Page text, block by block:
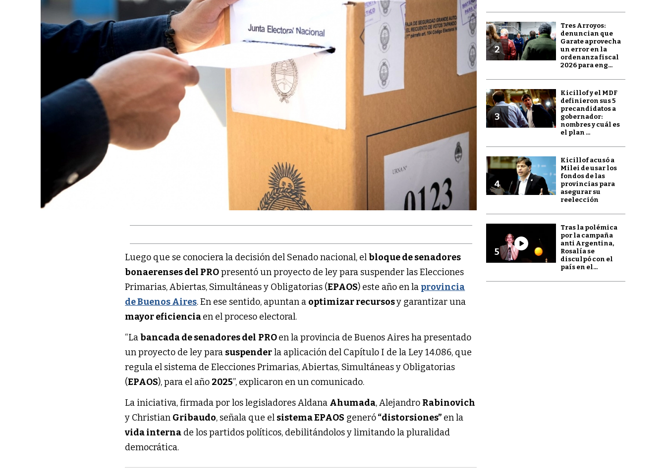
Luego que se conociera la decisión del Senado nacional, elbloque de senadores
bonaerenses del PROpresentó un proyecto de ley para suspender las Elecciones
Primarias, Abiertas, Simultáneas y Obligatorias (EPAOS) este año en la provincia
de Buenos Aires. En ese sentido, apuntan a optimizar recursosy garantizar una
mayor eficienciaen el proceso electoral.
“Labancada de senadores del PROen la provincia de Buenos Aires ha presentado
un proyecto de ley para suspenderla aplicación del Capítulo I de la Ley 14.086, que
regula el sistema de Elecciones Primarias, Abiertas, Simultáneas y Obligatorias
(EPAOS), para el año 2025”, explicaron en un comunicado.
La iniciativa, firmada por los legisladores Aldana Ahumada, Alejandro Rabinovich
y Christian Gribaudo, señala que el sistema EPAOS generó“distorsiones” en la
vida interna de los partidos políticos, debilitándolos y limitando la pluralidad
democrática.
2
Tres Arroyos:
denuncian que
Garate aprovecha
un error en la
ordenanza fiscal
2026 para eng...
3
Kicillof y el MDF
definieron sus 5
precandidatos a
gobernador:
nombres y cuál es
el plan ...
4
Kicillof acusó a
Milei de usar los
fondos de las
provincias para
asegurar su
reelección
5
Tras la polémica
por la campaña
anti Argentina,
Rosalía se
disculpó con el
país en el...